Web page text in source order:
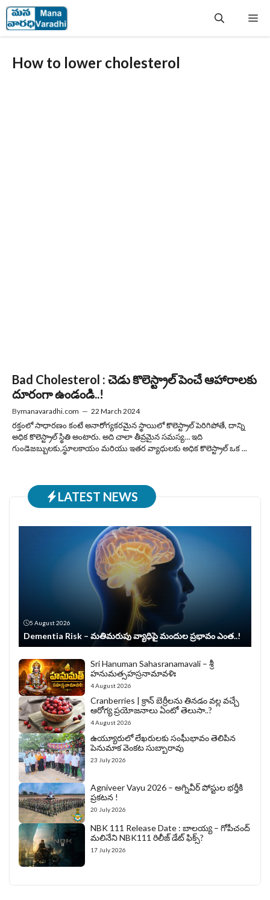
Skip
to
content
How to lower cholesterol
Bad Cholesterol : చెడు కొలెస్ట్రాల్ పెంచే ఆహారాలకు
దూరంగా ఉండండి..!
Bymanavaradhi.com — 22 March 2024
రక్తంలో సాధారణం కంటే అనారోగ్యకరమైన స్థాయిలో కొలెస్ట్రాల్ పెరిగిపోతే, దాన్ని
అధిక కొలెస్ట్రాల్ స్థితి అంటారు. అది చాలా తీవ్రమైన సమస్య… ఇది
గుండెజబ్బులకు,స్థూలకాయం మరియు ఇతర వ్యాధులకు అధిక కొలెస్ట్రాల్ ఒక ...
LATEST NEWS
5 August 2026
Dementia Risk – మతిమరుపు వ్యాధిపై మందుల ప్రభావం ఎంత..!
Sri Hanuman Sahasranamavali – శ్రీ
హనుమత్సహస్రనామావళిః
4 August 2026
Cranberries | క్రాన్ బెర్రీల‌ను తిన‌డం వ‌ల్ల వచ్చే
ఆరోగ్య ప్రయోజనాలు ఏంటో తెలుసా..?
4 August 2026
ఉయ్యూరులో లేఖరులకు సంఘీభావం తెలిపిన
పెనుమాక వెంకట సుబ్బారావు
23 July 2026
Agniveer Vayu 2026 – అగ్నివీర్‌ పోస్టుల భర్తీకి
ప్రకటన !
20 July 2026
NBK 111 Release Date : బాలయ్య – గోపీచంద్
మలినేని NBK111 రిలీజ్ డేట్ ఫిక్స్?
17 July 2026